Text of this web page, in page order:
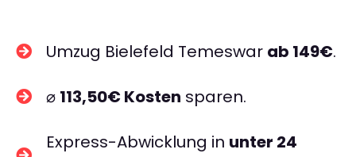
Umzug Bielefeld Temeswar ab 149€.
⌀ 113,50€ Kosten sparen.
Express-Abwicklung in unter 24